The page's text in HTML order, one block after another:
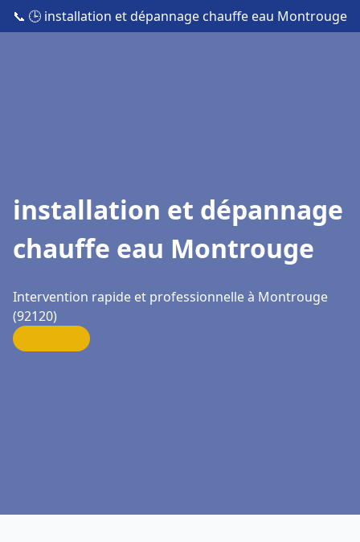
📞 🕒 installation et dépannage chauffe eau Montrouge
installation et dépannage
chauffe eau Montrouge
Intervention rapide et professionnelle à Montrouge
(92120)